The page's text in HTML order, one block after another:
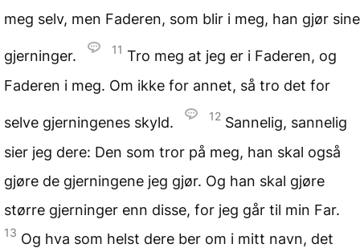
meg selv, men Faderen, som blir i meg, han gjør sine
gjerninger. 11 Tro meg at jeg er i Faderen, og
Faderen i meg. Om ikke for annet, så tro det for
selve gjerningenes skyld. 12 Sannelig, sannelig
sier jeg dere: Den som tror på meg, han skal også
gjøre de gjerningene jeg gjør. Og han skal gjøre
større gjerninger enn disse, for jeg går til min Far.
13 Og hva som helst dere ber om i mitt navn, det